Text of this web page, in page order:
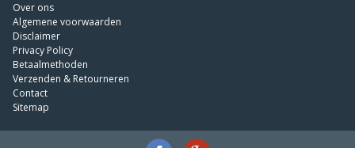
Over ons
Algemene voorwaarden
Disclaimer
Privacy Policy
Betaalmethoden
Verzenden & Retourneren
Contact
Sitemap